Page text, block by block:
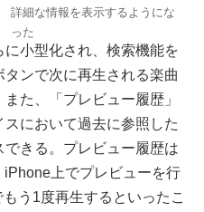
詳細な情報を表示するようにな
った
小型化され、検索機能を
ンで次に再生される楽曲
た、「プレビュー履歴」
において過去に参照した
きる。プレビュー履歴は
上でプレビューを行
う1度再生するといったこ